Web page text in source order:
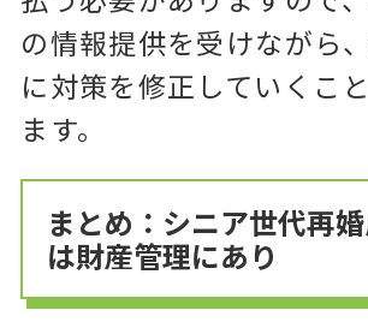
の情報提供を受けながら
に対策を修正していくこ
ます。
まとめ：シニア世代再
は財産管理にあり